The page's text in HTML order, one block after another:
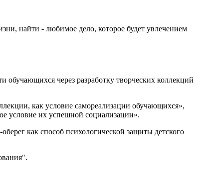
найти - любимое дело, которое будет увлечением
через разработку творческих коллекций
как условие самореализации обучающихся»,
условие их успешной социализации».
как способ психологической защиты детского